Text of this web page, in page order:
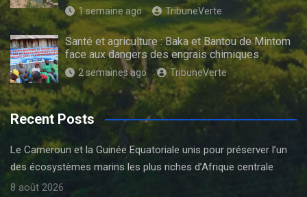
1 semaine ago TribuneVerte
Santé et agriculture : Baka et Bantou de Mintom
face aux dangers des engrais chimiques
2 semaines ago TribuneVerte
Recent Posts
Le Cameroun et la Guinée Equatoriale unis pour préserver l’un
des écosystèmes marins les plus riches d’Afrique centrale
8 août 2026